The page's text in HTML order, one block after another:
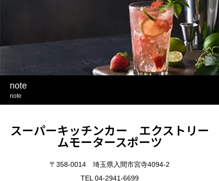
note
note
スーパーキッチンカー エクストリー
ムモータースポーツ
〒358-0014 埼玉県入間市宮寺4094-2
TEL 04-2941-6699